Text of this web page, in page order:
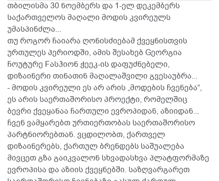
თბილისმა 30 ნოემბერს და 1-ელ დეკემბერს
საქართველოს მაღალი მოდის კვირეულს
უმასპინძლა...
თუ როგორ ჩაიარა ღონისძიებამ ქვეყნისთვის
ურთულეს პერიოდში, ამის შესახებ Gეორგია
ჩოუტურე Fასჰიონ ჭეეკ-ის დაფუძნებელი,
დიზაინერი თინათინ მაღალაშვილი გვესაუბრა...
- მოდის კვირეული ეს არ არის „მოდების ჩვენება“,
ეს არის საერთაშორისო პროექტი, რომელშიც
ბევრი ქვეყანაა ჩართული ევროპიდან, აზიიდან...
ჩვენ ვამყარებთ ურთიერთობას საერთაშორისო
პარტნიორებთან. ვცდილობთ, ქართველ
დიზაინერებს, ქართულ ბრენდებს საშუალება
მივცეთ გზა გაიკვალონ სხვადასხვა პლატფორმაზე
ევროპისა და აზიის ქვეყნებში. საზღვარგარეთ